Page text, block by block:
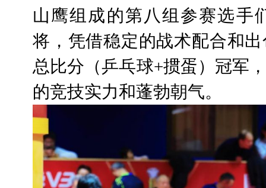
山鹰组成的第八组参赛选手
将，凭借稳定的战术配合和
总比分（乒乓球+掼蛋）冠军
的竞技实力和蓬勃朝气。